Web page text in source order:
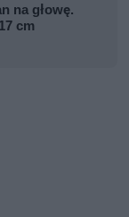
na głowę.
cm